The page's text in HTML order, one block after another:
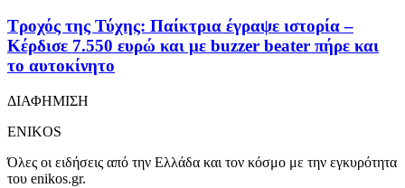
Τροχός της Τύχης: Παίκτρια έγραψε ιστορία –
Κέρδισε 7.550 ευρώ και με buzzer beater πήρε και
το αυτοκίνητο
ΔΙΑΦΗΜΙΣΗ
ENIKOS
Όλες οι ειδήσεις από την Ελλάδα και τον κόσμο με την εγκυρότητα
του enikos.gr.